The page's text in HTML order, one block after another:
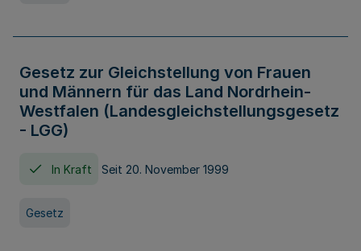
Gesetz zur Gleichstellung von Frauen
und Männern für das Land Nordrhein-
Westfalen (Landesgleichstellungsgesetz
- LGG)
In Kraft Seit 20. November 1999
Gesetz